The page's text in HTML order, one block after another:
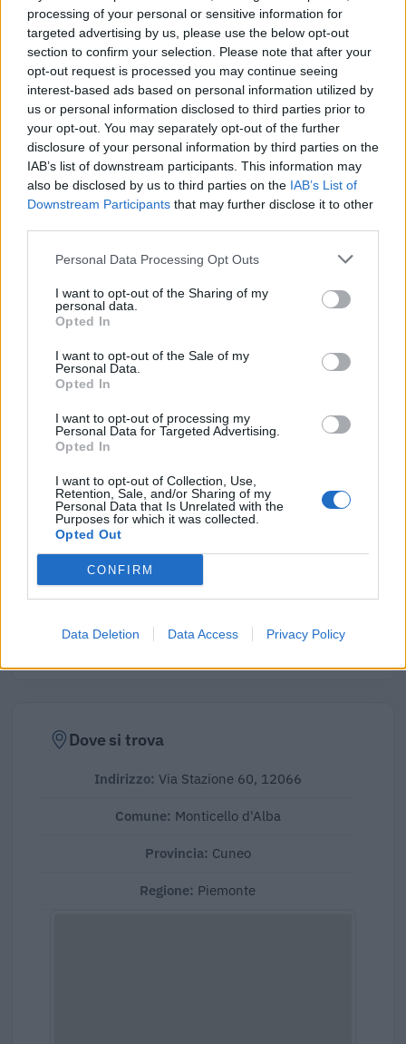
processing of your personal or sensitive information for
targeted advertising by us, please use the below opt-out
section to confirm your selection. Please note that after your
opt-out request is processed you may continue seeing
interest-based ads based on personal information utilized by
us or personal information disclosed to third parties prior to
your opt-out. You may separately opt-out of the further
disclosure of your personal information by third parties on the
IAB’s list of downstream participants. This information may
also be disclosed by us to third parties on the IAB’s List of
Downstream Participants that may further disclose it to other
Personal Data Processing Opt Outs
I want to opt-out of the Sharing of my
personal data.
Opted In
I want to opt-out of the Sale of my
Personal Data.
Opted In
I want to opt-out of processing my
Personal Data for Targeted Advertising.
Opted In
I want to opt-out of Collection, Use,
Retention, Sale, and/or Sharing of my
Personal Data that Is Unrelated with the
Purposes for which it was collected.
Opted Out
CONFIRM
Data Deletion Data Access Privacy Policy
della decisione SA. 62668 e decisione C(2022) 171 final)
SA 101076)
agenzia delle entrate
8.575 euro
2023-03-29
esenzioni fiscali e crediti d'imposta adottati a
seguito della crisi economica causata dall'epidemia di
COVID-19 [con mo
agenzia delle entrate
3.803 euro
esenzioni fiscali e crediti d'imposta adottati a
COVID-19 [con mo
agenzia delle entrate
Fonte:Registro Nazionale Aiuti di Stato (RNA)
Confronto di settore
Il fatturato di Grabor - G.m. S.r.l. (1.528.429 euro
inferiore allamediana delle aziende dello stesso settore
in provincia di CN (4.988.670 euro
imprese.
divisione ATECO e provincia.
Dove si trova
Indirizzo: Via Stazione 60, 12066
Comune: Monticello d'Alba
Provincia: Cuneo
Regione: Piemonte